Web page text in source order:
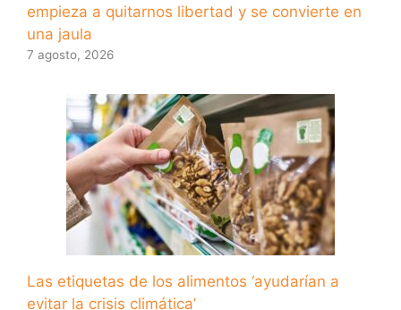
empieza a quitarnos libertad y se convierte en
una jaula
7 agosto, 2026
Las etiquetas de los alimentos ‘ayudarían a
evitar la crisis climática’